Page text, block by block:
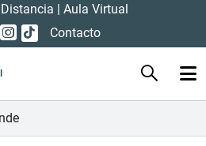
| Aula Virtual
Contacto